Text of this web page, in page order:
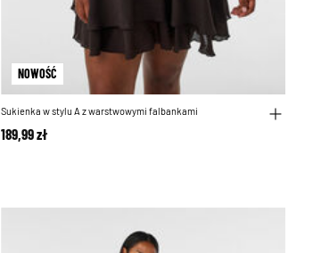
NOWOŚĆ
Sukienka w stylu A z warstwowymi falbankami
189,99 zł